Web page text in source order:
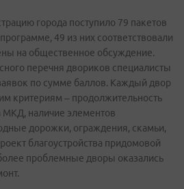
города поступило 79 пакетов
49 из них соответствовали
на общественное обсуждение.
перечня двориков специалисты
по сумме баллов. Каждый двор
критериям – продолжительность
МКД, наличие элементов
дорожки, ограждения, скамьи,
благоустройства придомовой
проблемные дворы оказались